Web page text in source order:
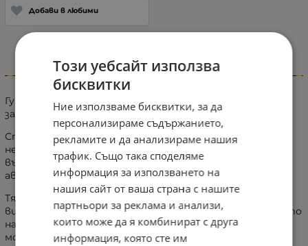
Добави в любими
Информация
Гумена стелка за багажник
за различните модели автомобили.
Стелката за багажникDeluxeBossне излъчва
неприятна миризма и предлага стилен и елегантен
външен вид, който допълва интериора на вашия
автомобил.
Тя е изключително издръжлива и разполага с доста
висок праг (тип леген), предотвратяващ разливането
на течности и разпространението на прах върху
мокета в багажника на автомобила Ви.
Този уебсайт използва
бисквитки
Ние използваме бисквитки, за да
персонализираме съдържанието,
рекламите и да анализираме нашия
трафик. Също така споделяме
информация за използването на
нашия сайт от ваша страна с нашите
партньори за реклама и анализи,
които може да я комбинират с друга
информация, която сте им